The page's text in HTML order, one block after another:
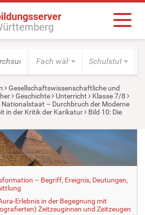
Fach wählen Schulstufe
Gesellschaftswissenschaftliche und
Geschichte Unterricht
Klasse 7/8
Nationalstaat – Durchbruch der Moderne
in der Kritik der Karikatur
Bild 10: Die
– Begriff, Ereignis, Deutungen,
Erlebnis in der Begegnung mit
Zeitzeuginnen und Zeitzeugen